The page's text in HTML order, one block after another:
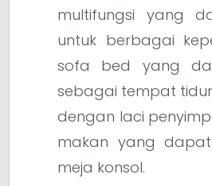
multifungsi yang
untuk berbagai
sofa bed yang
sebagai tempat
dengan laci
makan yang
meja konsol.